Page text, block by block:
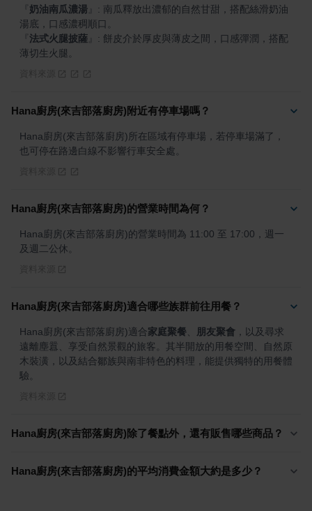
奶油南瓜濃湯
: 南瓜釋放出濃郁的自然甘甜，搭配絲滑奶油
法式火腿披薩
: 餅皮介於厚皮與薄皮之間，口感彈潤，搭配
薄切生火腿。
Hana廚房(來吉部落廚房)附近有停車場嗎？
Hana廚房(來吉部落廚房)所在區域有停車場，若停車場滿了，
也可停在路邊白線不影響行車安全處。
Hana廚房(來吉部落廚房)的營業時間為何？
Hana廚房(來吉部落廚房)的營業時間為 11:00 至 17:00，週一
及週二公休。
Hana廚房(來吉部落廚房)適合哪些族群前往用餐？
Hana廚房(來吉部落廚房)適合家庭聚餐 朋友聚會 ，以及尋求
遠離塵囂、享受自然景觀的旅客。其半開放的用餐空間、自然原
木裝潢，以及結合鄒族與南非特色的料理，能提供獨特的用餐體
驗。
Hana廚房(來吉部落廚房)除了餐點外，還有販售哪些商品？
Hana廚房(來吉部落廚房)的平均消費金額大約是多少？